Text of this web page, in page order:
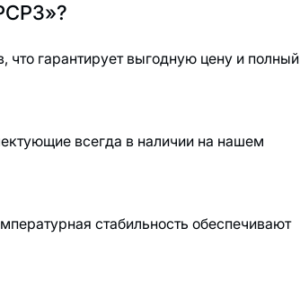
что гарантирует выгодную цену и полный
всегда в наличии на нашем
стабильность обеспечивают